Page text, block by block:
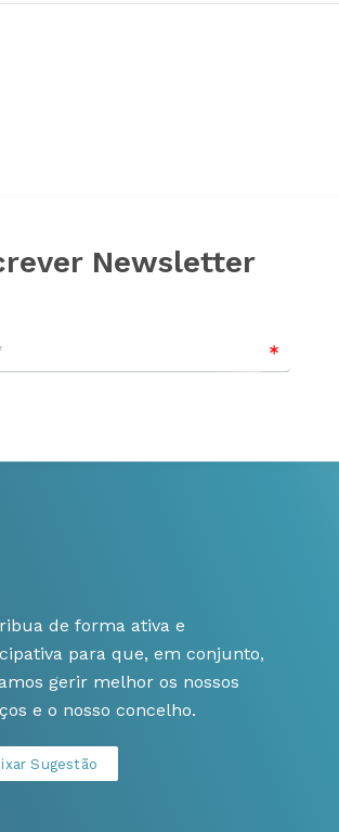
Newsletter
de forma ativa e
para que, em conjunto,
gerir melhor os nossos
e o nosso concelho.
Sugestão